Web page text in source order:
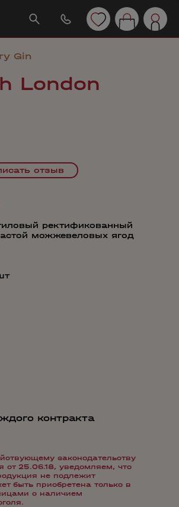
Gin
London
отзыв
ректификованный
можжевеловых ягод
контракта
законодательству
от 25.06.18, уведомляем, что
не подлежит
быть приобретена только в
с наличием